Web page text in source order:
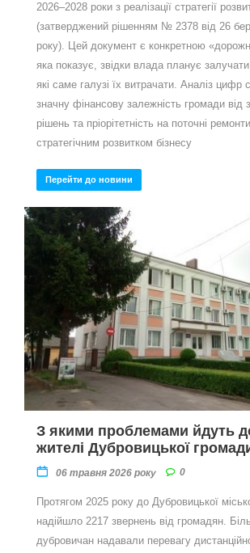
2026–2028 роки з реалізації стратегії
(затверджений рішенням № 2378 від 26
року). Цей документ є конкретною
яка показує, звідки влада планує
які саме галузі їх витрачати. Аналіз цифр
значну фінансову залежність громади від
рішень та пріорітетність на поточні
стратегічним розвитком бізнесу
Перейти до новини
З якими проблемами йдуть
жителі Дубровицької
06 травня 2026 року 0
Протягом 2025 року до Дубровицької
надійшло 2217 звернень від громадян.
дубровичан надавали перевагу